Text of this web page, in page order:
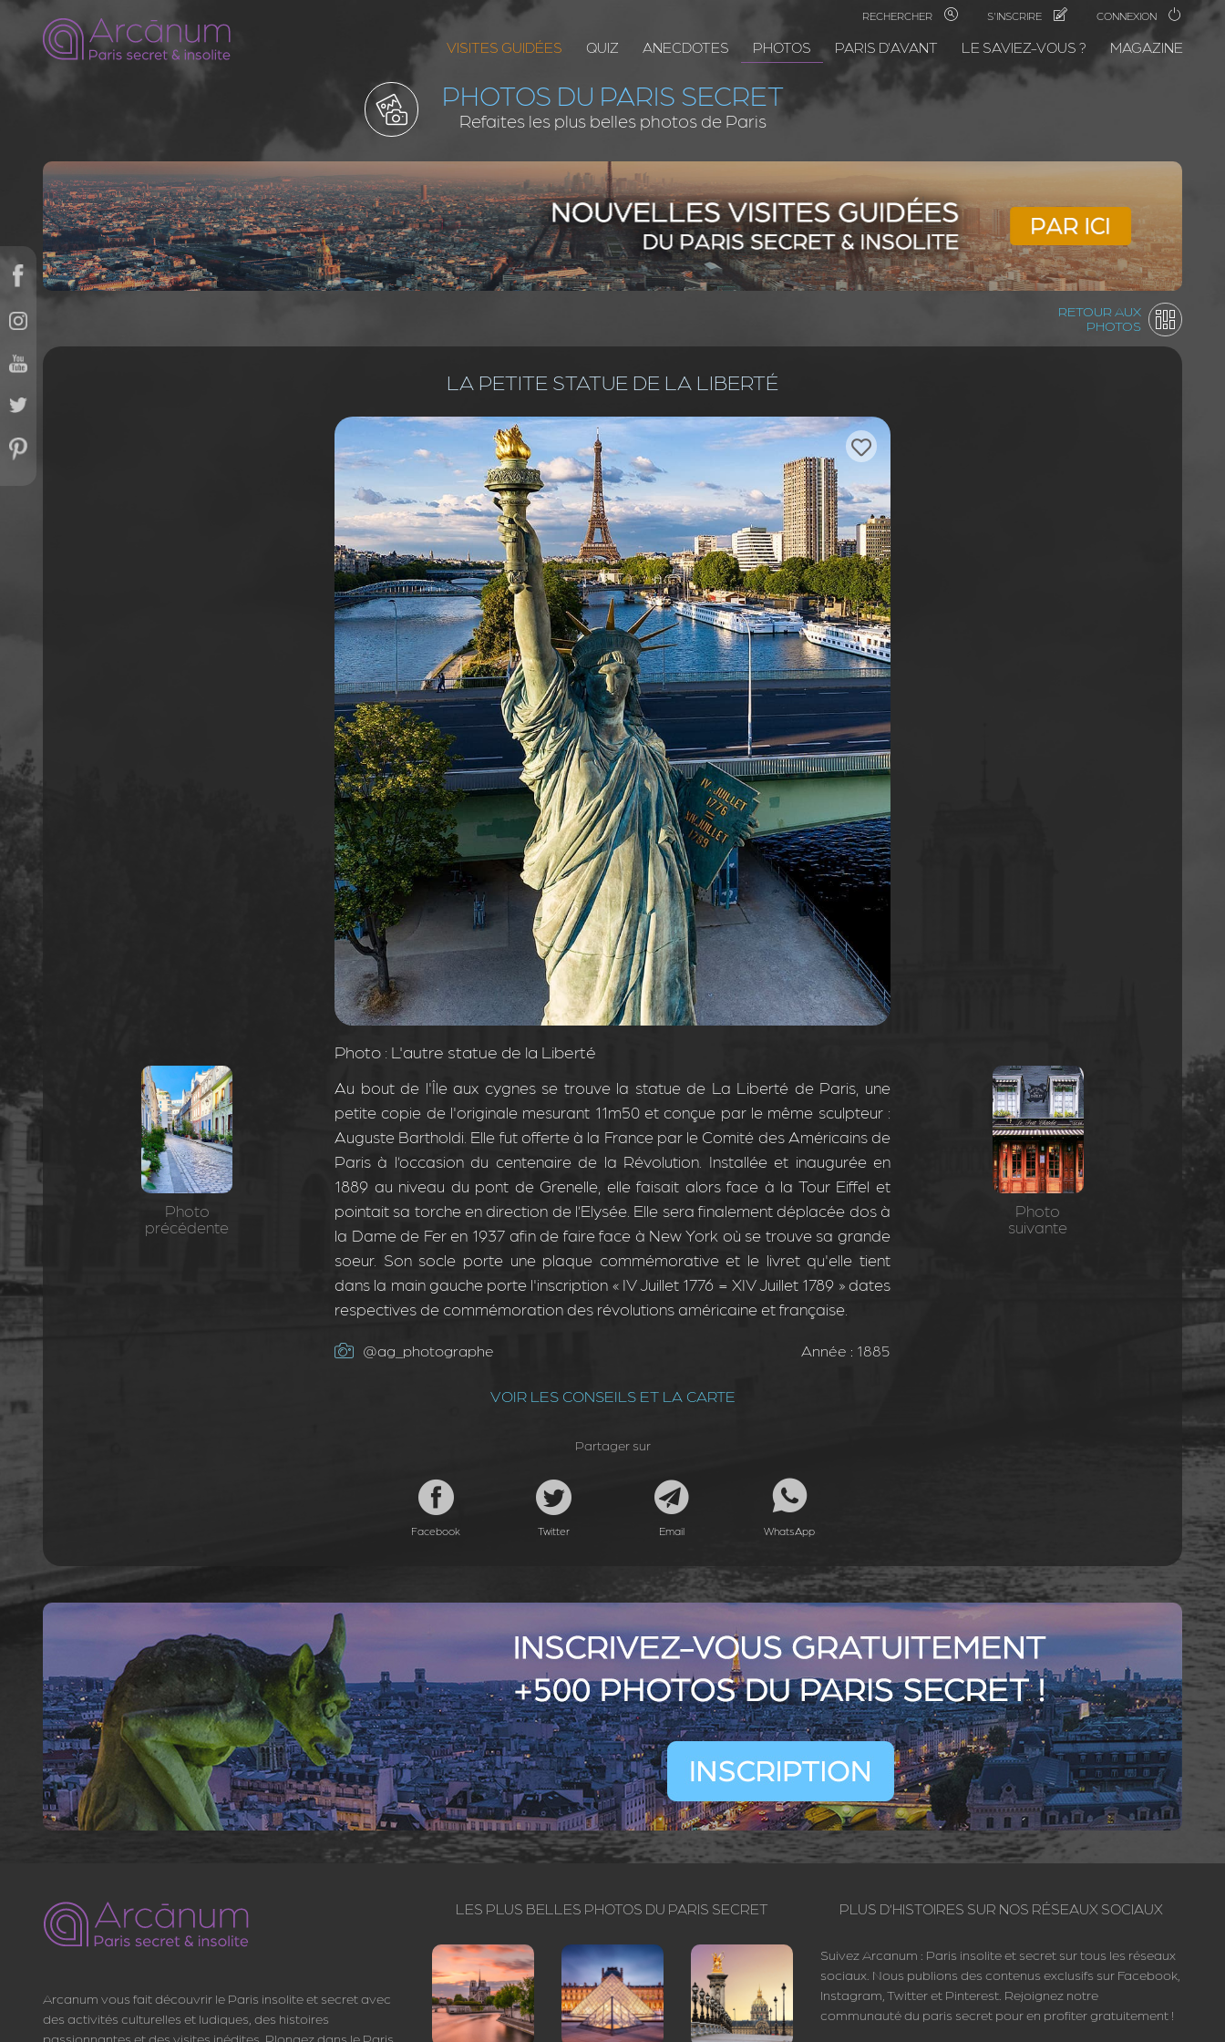
RECHERCHER S'INSCRIRE CONNEXION
VISITES GUIDÉES QUIZ ANECDOTES PHOTOS PARIS D'AVANT LE SAVIEZ-VOUS ? MAGAZINE
PHOTOS DU PARIS SECRET
Refaites les plus belles photos de Paris
RETOUR AUX
PHOTOS
LA PETITE STATUE DE LA LIBERTÉ
Photo
précédente
Photo : L'autre statue de la Liberté
Au bout de l'Île aux cygnes se trouve la statue de La Liberté de Paris, une
petite copie de l'originale mesurant 11m50 et conçue par le même sculpteur :
Auguste Bartholdi. Elle fut offerte à la France par le Comité des Américains de
Paris à l’occasion du centenaire de la Révolution. Installée et inaugurée en
1889 au niveau du pont de Grenelle, elle faisait alors face à la Tour Eiffel et
pointait sa torche en direction de l’Elysée. Elle sera finalement déplacée dos à
la Dame de Fer en 1937 afin de faire face à New York où se trouve sa grande
soeur. Son socle porte une plaque commémorative et le livret qu'elle tient
dans la main gauche porte l'inscription « IV Juillet 1776 = XIV Juillet 1789 » dates
respectives de commémoration des révolutions américaine et française.
@ag_photographe Année : 1885
VOIR LES CONSEILS ET LA CARTE
Partager sur
Facebook Twitter Email WhatsApp
Photo
suivante
Arcanum vous fait découvrir le Paris insolite et secret avec
des activités culturelles et ludiques, des histoires
LES PLUS BELLES PHOTOS DU PARIS SECRET PLUS D’HISTOIRES SUR NOS RÉSEAUX SOCIAUX
Suivez Arcanum : Paris insolite et secret sur tous les réseaux
sociaux. Nous publions des contenus exclusifs sur Facebook,
Instagram, Twitter et Pinterest. Rejoignez notre
communauté du paris secret pour en profiter gratuitement !